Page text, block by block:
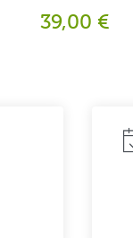
39,00 €